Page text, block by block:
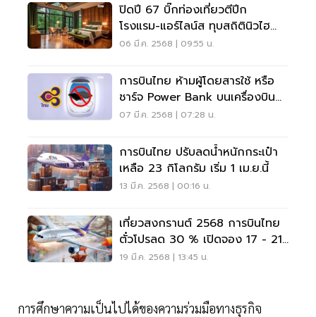
ปิดปี 67 บิ๊กท่องเที่ยวตีปีก
โรงแรม-แอร์ไลน์ส ทุบสถิตินิวไฮ
รุกขยายธุรกิจ
06 มี.ค. 2568 | 09:55 น.
การบินไทย ห้ามผู้โดยสารใช้ หรือ
ชาร์จ Power Bank บนเครื่องบิน
มีผล 15 มี.ค.นี้
07 มี.ค. 2568 | 07:28 น.
การบินไทย ปรับลดน้ำหนักกระเป๋า
เหลือ 23 กิโลกรัม เริ่ม 1 เม.ย.นี้
13 มี.ค. 2568 | 00:16 น.
เที่ยวสงกรานต์ 2568 การบินไทย
ตั๋วโปรลด 30 % เปิดจอง 17 - 21
มี.ค.68
19 มี.ค. 2568 | 13:45 น.
การศึกษาความเป็นไปได้ของความร่วมมือทางธุรกิจ